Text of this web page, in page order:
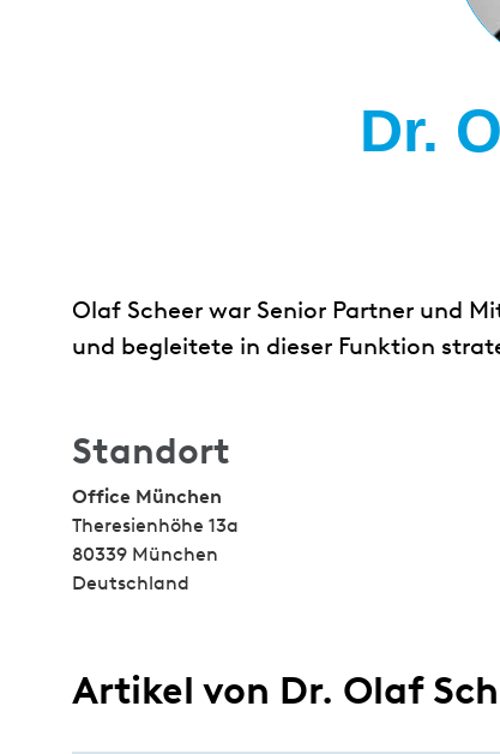
Dr.
Olaf Scheer war Senior Partner und
und begleitete in dieser Funktion
Standort
Office München
Theresienhöhe 13a
80339 München
Deutschland
Artikel von Dr. Olaf